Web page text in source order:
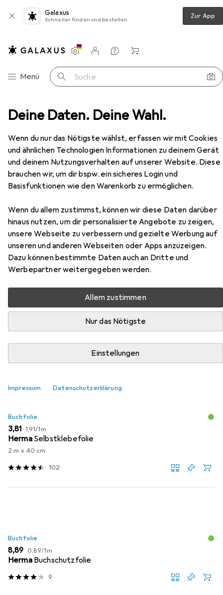
Deine Daten. Deine Wahl.
Wenn du nur das Nötigste wählst, erfassen wir mit Cookies
und ähnlichen Technologien Informationen zu deinem Gerät
und deinem Nutzungsverhalten auf unserer Website. Diese
brauchen wir, um dir bspw. ein sicheres Login und
Basisfunktionen wie den Warenkorb zu ermöglichen.
Wenn du allem zustimmst, können wir diese Daten darüber
hinaus nutzen, um dir personalisierte Angebote zu zeigen,
unsere Webseite zu verbessern und gezielte Werbung auf
unseren und anderen Webseiten oder Apps anzuzeigen.
Dazu können bestimmte Daten auch an Dritte und
Werbepartner weitergegeben werden.
Allem zustimmen
Nur das Nötigste
Einstellungen
Impressum Datenschutzerklärung
Galaxus
Schneller finden und bestellen Zur App
Navigation nach Kategorien
Menü Suche
Einstellungen
Kundenkonto
Vergleichslisten
Merklisten
Warenkorb
Medien Bücher Ratgeber Signale
EUR
29,90
Signale
Deutsch, Erich Preuss, 2024
Zubehör für Signale
Hier findest du passendes Zubehör zum Produkt Signale
Accessoire.
Schreibtisch Accessoire
Buchfolie
EUR
3,81 EUR
1,91/1m
Herma Selbstklebefolie
2 m x 40 cm
102
Buchfolie
EUR
8,89 EUR
0,89/1m
Herma Buchschutzfolie
9